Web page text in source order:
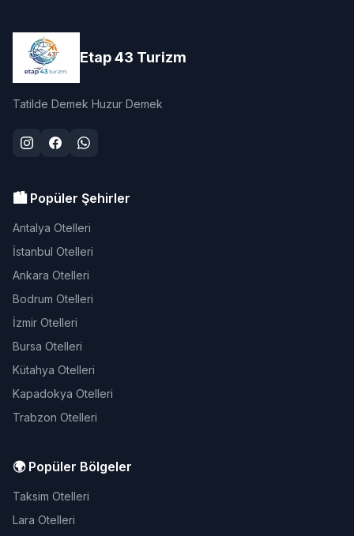
Etap 43 Turizm
Tatilde Demek Huzur Demek
🏙️ Popüler Şehirler
Antalya Otelleri
İstanbul Otelleri
Ankara Otelleri
Bodrum Otelleri
İzmir Otelleri
Bursa Otelleri
Kütahya Otelleri
Kapadokya Otelleri
Trabzon Otelleri
🌍 Popüler Bölgeler
Taksim Otelleri
Lara Otelleri